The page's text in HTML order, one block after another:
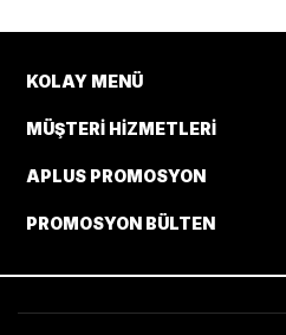
KOLAY MENÜ
MÜŞTERI HIZMETLERI
APLUS PROMOSYON
PROMOSYON BÜLTEN